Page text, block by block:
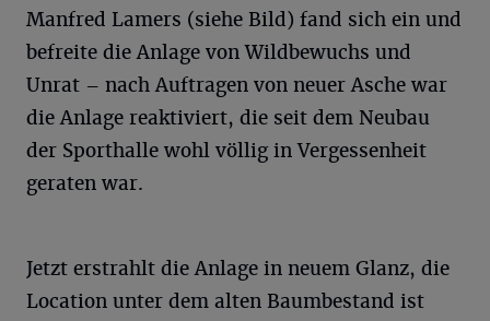
Manfred Lamers (siehe Bild) fand sich ein und
befreite die Anlage von Wildbewuchs und
Unrat – nach Auftragen von neuer Asche war
die Anlage reaktiviert, die seit dem Neubau
der Sporthalle wohl völlig in Vergessenheit
geraten war.
Jetzt erstrahlt die Anlage in neuem Glanz, die
Location unter dem alten Baumbestand ist